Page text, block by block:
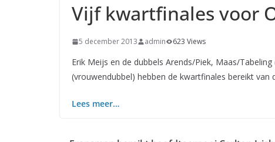
Vijf kwartfinales voor
5 december 2013 admin 623 Views
Erik Meijs en de dubbels Arends/Piek, Maas/
(vrouwendubbel) hebben de kwartfinales bereikt van
Lees meer…